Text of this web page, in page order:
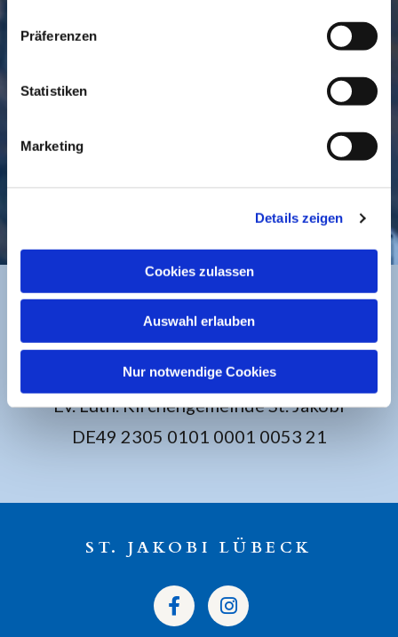
Präferenzen
Statistiken
Marketing
Details zeigen
Cookies zulassen
Auswahl erlauben
Nur notwendige Cookies
GEMEINDE BESUCHEN
BANKVERBINDUNG
Sparkasse zu Lübeck
Ev. Luth. Kirchengemeinde St. Jakobi
DE49 2305 0101 0001 0053 21
ST. JAKOBI LÜBECK